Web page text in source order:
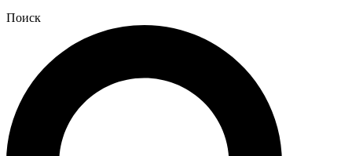
Поиск